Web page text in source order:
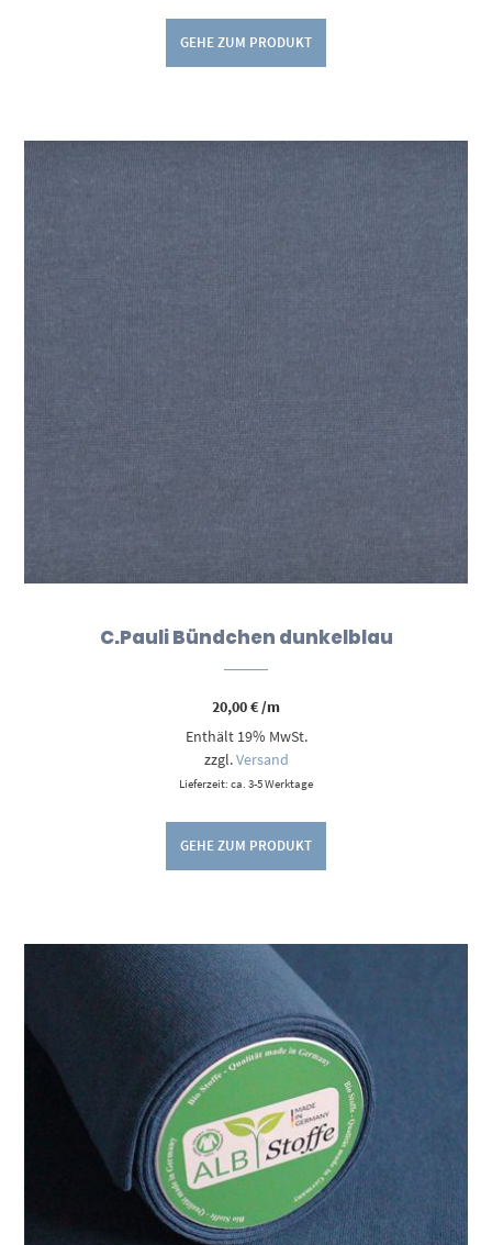
GEHE ZUM PRODUKT
C.Pauli Bündchen dunkelblau
20,00€/m
Enthält 19% MwSt.
zzgl.Versand
Lieferzeit: ca. 3-5 Werktage
GEHE ZUM PRODUKT